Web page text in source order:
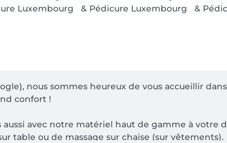
nous sommes heureux de vous accueillir
confort !
aussi avec notre matériel haut de gamme à
table ou de massage sur chaise (sur vêtements).